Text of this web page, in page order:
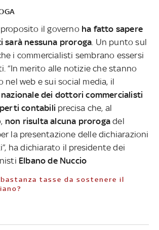
il governo ha fatto sapere
sarà nessuna proroga. Un punto sul
i commercialisti sembrano essersi
“In merito alle notizie che stanno
nel web e sui social media, il
dei dottori commercialisti
contabili precisa che, al
non risulta alcuna proroga del
la presentazione delle dichiarazioni
ha dichiarato il presidente dei
Elbano de Nuccio